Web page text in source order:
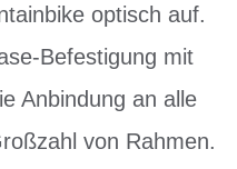
optisch auf.
Befestigung mit
Anbindung an alle
von Rahmen.